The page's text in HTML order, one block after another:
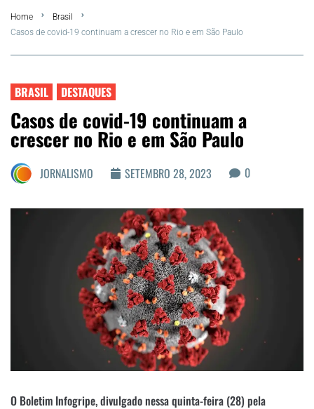
FLA Araru 2026
Região dos Lagos
Agenda Cultural
Colunistas
Matérias Exclusivas
Home
Brasil
Casos de covid-19 continuam a crescer no Rio e em São Paulo
BRASIL DESTAQUES
Casos de covid-19 continuam a
crescer no Rio e em São Paulo
JORNALISMO SETEMBRO 28, 2023 0
O Boletim Infogripe, divulgado nessa quinta-feira (28) pela